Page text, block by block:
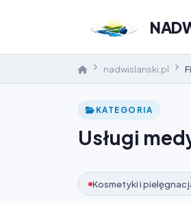
nadwislanski.pl
KATEGORIA
Usługi
Kosmetyki i